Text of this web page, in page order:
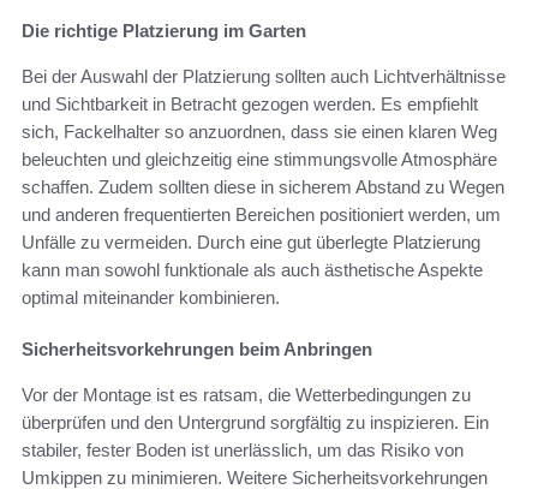
Die richtige Platzierung im Garten
Bei der Auswahl der Platzierung sollten auch Lichtverhältnisse
und Sichtbarkeit in Betracht gezogen werden. Es empfiehlt
sich, Fackelhalter so anzuordnen, dass sie einen klaren Weg
beleuchten und gleichzeitig eine stimmungsvolle Atmosphäre
schaffen. Zudem sollten diese in sicherem Abstand zu Wegen
und anderen frequentierten Bereichen positioniert werden, um
Unfälle zu vermeiden. Durch eine gut überlegte Platzierung
kann man sowohl funktionale als auch ästhetische Aspekte
optimal miteinander kombinieren.
Sicherheitsvorkehrungen beim Anbringen
Vor der Montage ist es ratsam, die Wetterbedingungen zu
überprüfen und den Untergrund sorgfältig zu inspizieren. Ein
stabiler, fester Boden ist unerlässlich, um das Risiko von
Umkippen zu minimieren. Weitere Sicherheitsvorkehrungen